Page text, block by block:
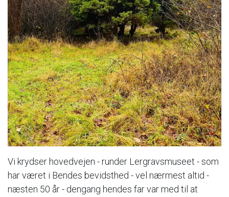
Vi krydser hovedvejen - runder Lergravsmuseet - som
har været i Bendes bevidsthed - vel nærmest altid -
næsten 50 år - dengang hendes far var med til at